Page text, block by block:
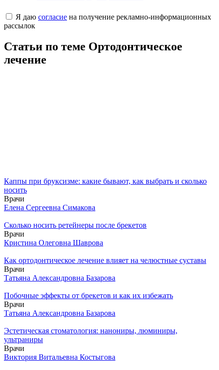
Я даю согласие на получение рекламно-информационных
рассылок
Статьи по теме Ортодонтическое
лечение
Каппы при бруксизме: какие бывают, как выбрать и сколько
носить
Врачи
Елена Сергеевна Симакова
Сколько носить ретейнеры после брекетов
Врачи
Кристина Олеговна Шаврова
Как ортодонтическое лечение влияет на челюстные суставы
Врачи
Татьяна Александровна Базарова
Побочные эффекты от брекетов и как их избежать
Врачи
Татьяна Александровна Базарова
Эстетическая стоматология: нанониры, люминиры,
ультраниры
Врачи
Виктория Витальевна Костыгова